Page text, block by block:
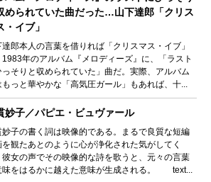
められていた曲だった…山下達郎「クリス
・イブ」
達郎本人の言葉を借りれば「クリスマス・イブ」
1983年のアルバム『メロディーズ』に、「ラスト
っそりと収められていた」曲だ。実際、アルバム
もっと華やかな「高気圧ガール」もあれば、十...
妙子／パピエ・ビュヴァール
妙子の書く詞は映像的である。まるで良質な短編
を観たあとのように心が浄化された気がしてく
彼女の声でその映像的な詩を歌うと、元々の言葉
味をはるかに越えた意味が生成される。 text...